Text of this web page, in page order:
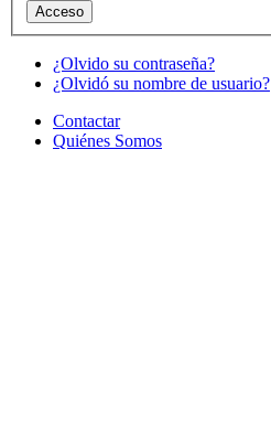
¿Olvido su contraseña?
¿Olvidó su nombre de usuario?
Contactar
Quiénes Somos